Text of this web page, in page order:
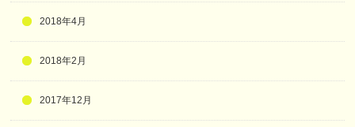
2018年4月
2018年2月
2017年12月